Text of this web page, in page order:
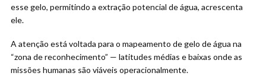
esse gelo, permitindo a extração potencial de água, acrescenta
ele.
A atenção está voltada para o mapeamento de gelo de água na
“zona de reconhecimento” — latitudes médias e baixas onde as
missões humanas são viáveis operacionalmente.